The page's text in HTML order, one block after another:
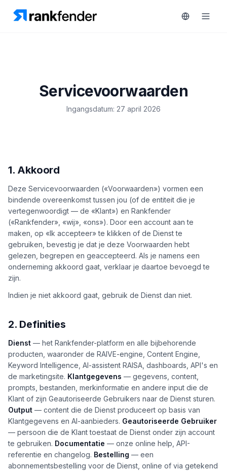
Platform
Concurrentietracking
Zoekwoordintelligentie
HANDELEN
Content
Engine
RAISA
Assistant
Rapporten
& Analyse
tools
Prijzen
Demo
boeken
Free TrialServicevoorwaarden
Ingangsdatum: 27 april 2026
1. Akkoord
Deze Servicevoorwaarden («Voorwaarden») vormen een
bindende overeenkomst tussen jou (of de entiteit die je
vertegenwoordigt — de «Klant») en Rankfender
(«Rankfender», «wij», «ons»). Door een account aan te
maken, op «Ik accepteer» te klikken of de Dienst te
gebruiken, bevestig je dat je deze Voorwaarden hebt
gelezen, begrepen en geaccepteerd. Als je namens een
onderneming akkoord gaat, verklaar je daartoe bevoegd te
zijn.
Indien je niet akkoord gaat, gebruik de Dienst dan niet.
2. Definities
Dienst — het Rankfender-platform en alle bijbehorende
producten, waaronder de RAIVE-engine, Content Engine,
Keyword Intelligence, AI-assistent RAISA, dashboards, API's en
de marketingsite. Klantgegevens — gegevens, content,
prompts, bestanden, merkinformatie en andere input die de
Klant of zijn Geautoriseerde Gebruikers naar de Dienst sturen.
Output — content die de Dienst produceert op basis van
Klantgegevens en AI-aanbieders. Geautoriseerde Gebruiker
— persoon die de Klant toestaat de Dienst onder zijn account
te gebruiken. Documentatie — onze online help, API-
referentie en changelog. Bestelling — een
abonnementsbestelling voor de Dienst, online of via getekend